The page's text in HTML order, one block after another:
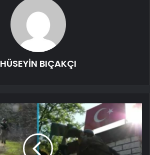
HÜSEYİN BIÇAKÇI